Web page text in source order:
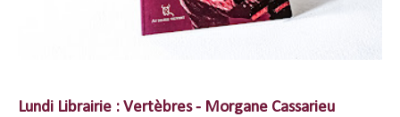
Lundi Librairie : Vertèbres - Morgane Cassarieu